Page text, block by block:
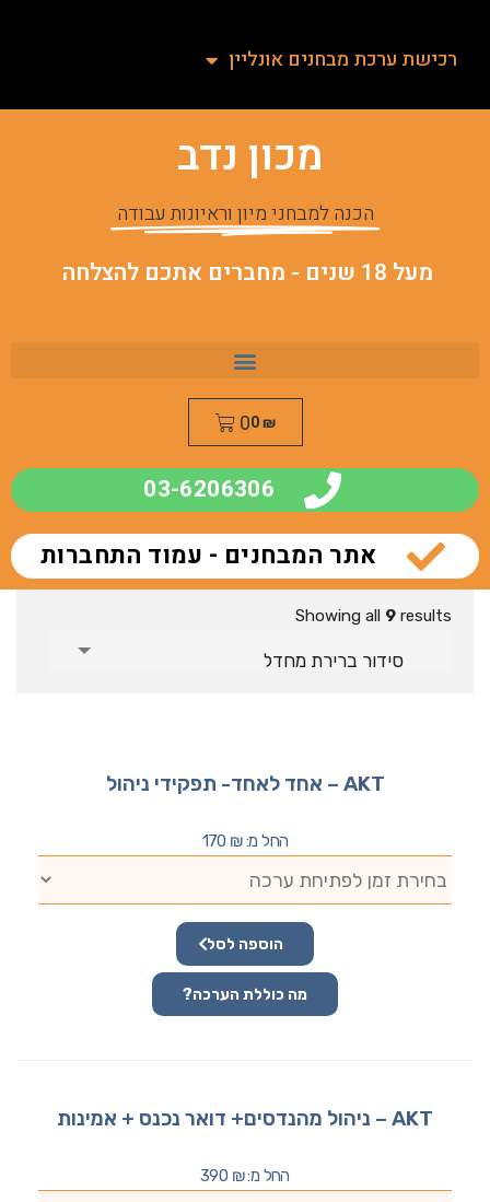
רכישת ערכת מבחנים אונליין
מכון נדב
הכנה למבחני מיון וראיונות עבודה
מעל 18 שנים - מחברים אתכם להצלחה
0₪
0
03-6206306
אתר המבחנים - עמוד התחברות
Showing all 9 results
סידור ברירת מחדל
AKT – אחד לאחד- תפקידי ניהול
החל מ: 170 ₪
הוספה לסל
מה כוללת הערכה?
AKT – ניהול מהנדסים+ דואר נכנס + אמינות
החל מ: 390 ₪